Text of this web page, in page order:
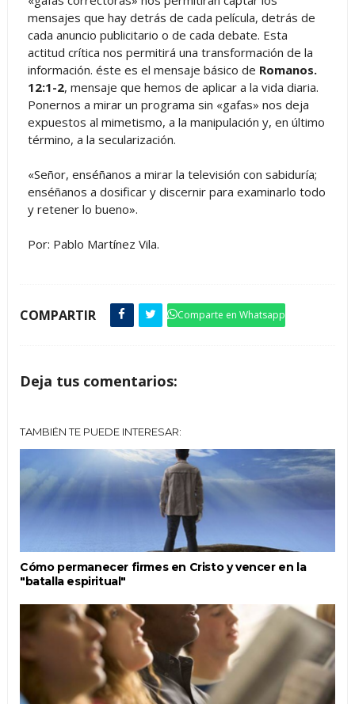
mensajes que hay detrás de cada película, detrás de
cada anuncio publicitario o de cada debate. Esta
actitud crítica nos permitirá una transformación de la
información. éste es el mensaje básico de Romanos.
12:1-2, mensaje que hemos de aplicar a la vida diaria.
Ponernos a mirar un programa sin «gafas» nos deja
expuestos al mimetismo, a la manipulación y, en último
término, a la secularización.
«Señor, enséñanos a mirar la televisión con sabiduría;
enséñanos a dosificar y discernir para examinarlo todo
y retener lo bueno».
Por: Pablo Martínez Vila.
COMPARTIR Comparte en Whatsapp
Deja tus comentarios:
TAMBIÉN TE PUEDE INTERESAR:
Cómo permanecer firmes en Cristo y vencer en la
"batalla espiritual"